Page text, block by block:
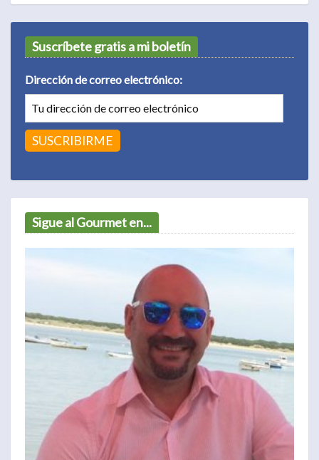
Suscríbete gratis a mi boletín
Dirección de correo electrónico:
Sigue al Gourmet en...